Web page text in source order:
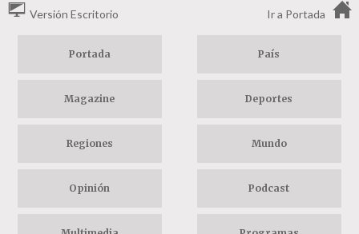
Versión Escritorio Ir a Portada
Portada País
Magazine Deportes
Regiones Mundo
Opinión Podcast